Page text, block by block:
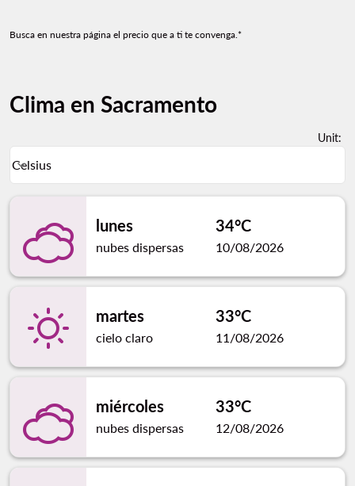
Busca en nuestra página el precio que a ti te convenga.*
Clima en Sacramento
Unit:
Celsius
keyboard_arrow_down
lunes
nubes dispersas
34°C
10/08/2026
martes
cielo claro
33°C
11/08/2026
miércoles
nubes dispersas
33°C
12/08/2026